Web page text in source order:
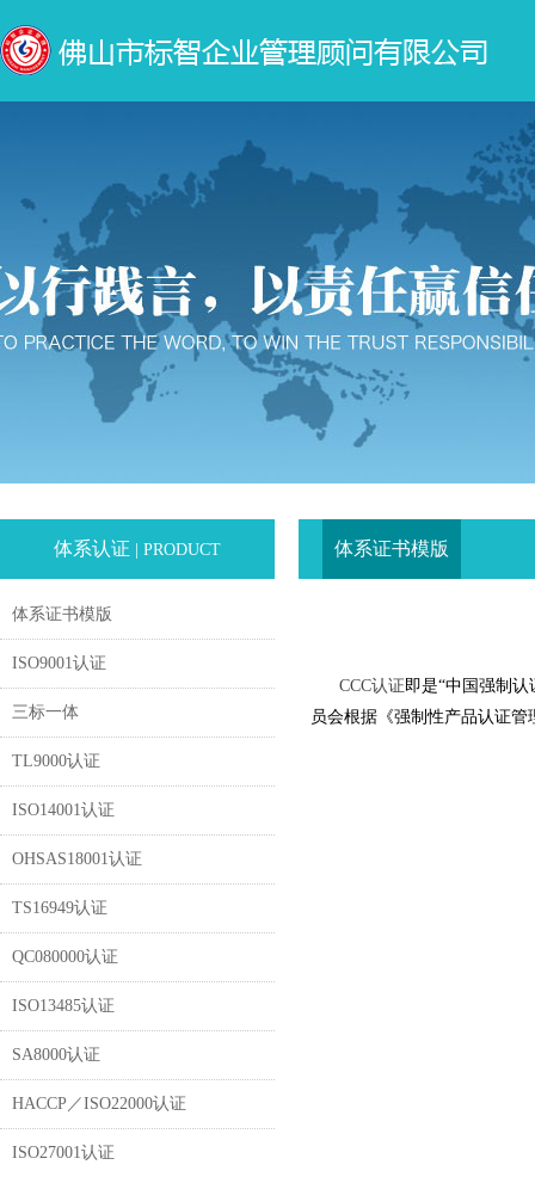
体系认证 | PRODUCT
体系证书模版
ISO9001认证
三标一体
TL9000认证
ISO14001认证
OHSAS18001认证
TS16949认证
QC080000认证
ISO13485认证
SA8000认证
HACCP／ISO22000认证
ISO27001认证
体系证书模版
CCC认证即是“中国强制认
员会根据《强制性产品认证